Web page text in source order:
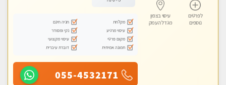
לפרטים
נוספים
עיסוי בצפון
מגדל העמק
מקלחת
חניה חינם
עיסוי מרגיע
נקי ומסודר
מקום פרטי
עיסוי מקצועי
תמונה אמיתית
דוברת עיברית
055-4532171